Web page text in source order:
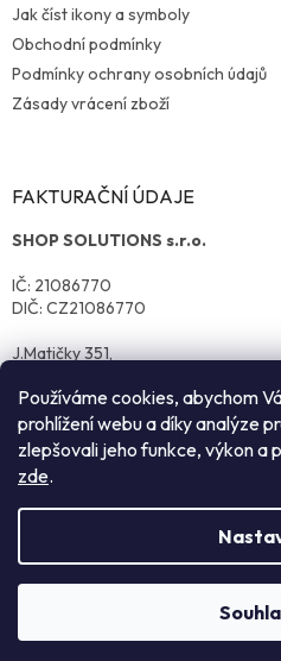
Používáme cookies, abychom
prohlížení webu a díky analýze
zlepšovali jeho funkce, výkon a
zde.
Jak číst ikony a symboly
Obchodní podmínky
Podmínky ochrany osobních údajů
Zásady vrácení zboží
FAKTURAČNÍ ÚDAJE
SHOP SOLUTIONS s.r.o.
IČ: 21086770
DIČ: CZ21086770
J.Matičky 351,
NEZÁVAZNÁ POPTÁVKA